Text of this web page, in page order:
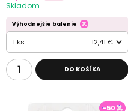
Skladom
Výhodnejšie balenie
1 ks 12,41 €
DO KOŠÍKA
-50